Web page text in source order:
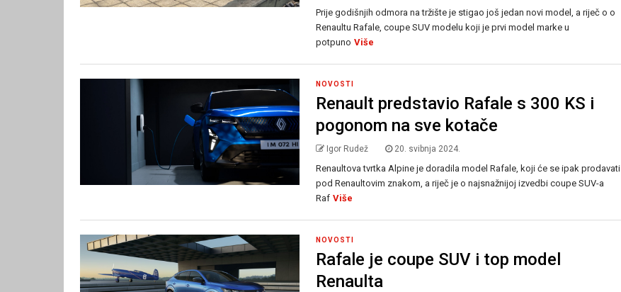
Prije godišnjih odmora na tržište je stigao još jedan novi model, a riječ o o
Renaultu Rafale, coupe SUV modelu koji je prvi model marke u
potpuno Više
NOVOSTI
Renault predstavio Rafale s 300 KS i
pogonom na sve kotače
Igor Rudež 20. svibnja 2024.
Renaultova tvrtka Alpine je doradila model Rafale, koji će se ipak prodavati
pod Renaultovim znakom, a riječ je o najsnažnijoj izvedbi coupe SUV-a
Raf Više
NOVOSTI
Rafale je coupe SUV i top model
Renaulta